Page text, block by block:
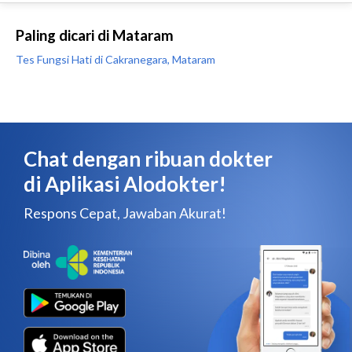
Paling dicari di Mataram
Tes Fungsi Hati di Cakranegara, Mataram